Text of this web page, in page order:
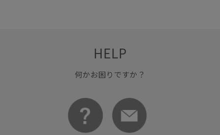
HELP
何かお困りですか？